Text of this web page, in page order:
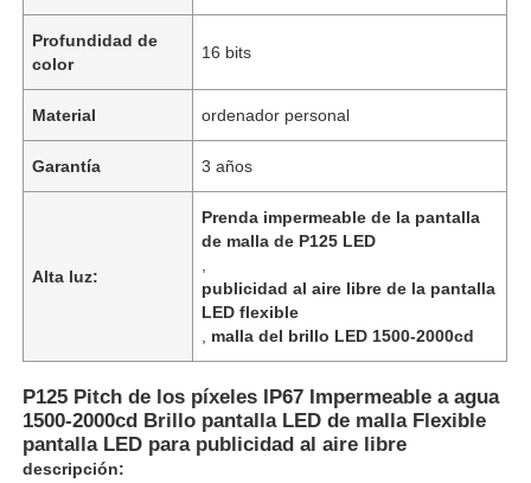
Profundidad de
color
16 bits
Material ordenador personal
Garantía 3 años
Alta luz:
Prenda impermeable de la pantalla
de malla de P125 LED
publicidad al aire libre de la pantalla
LED flexible
malla del brillo LED 1500-2000cd
P125 Pitch de los píxeles IP67 Impermeable a agua
1500-2000cd Brillo pantalla LED de malla Flexible
pantalla LED para publicidad al aire libre
descripción: